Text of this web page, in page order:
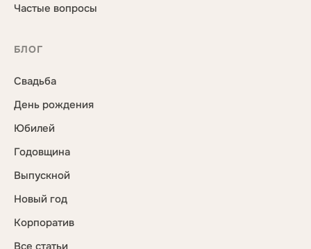
Частые вопросы
БЛОГ
Свадьба
День рождения
Юбилей
Годовщина
Выпускной
Новый год
Корпоратив
Все статьи